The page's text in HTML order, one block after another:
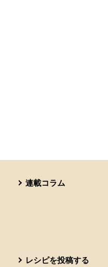
連載コラム
レシピを投稿する